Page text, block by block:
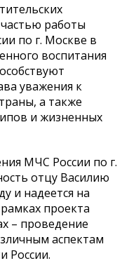
работы
по г. Москве в
воспитания
уважения к
а также
и жизненных
МЧС России по г.
отцу Василию
и надеется на
проекта
– проведение
аспектам
России.